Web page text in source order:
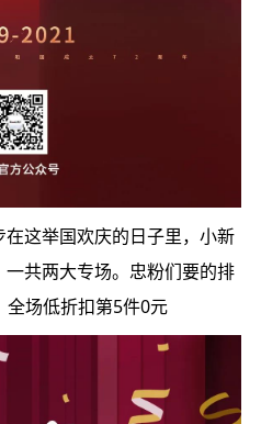
这举国欢庆的日子里，小新
共两大专场。忠粉们要的排
全场低折扣第5件0元